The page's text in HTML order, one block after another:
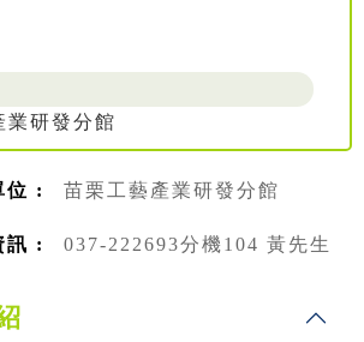
業研發分館
位 : 苗栗工藝產業研發分館
訊 : 037-222693分機104 黃先生